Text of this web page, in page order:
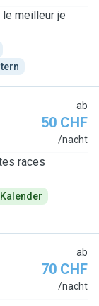
meilleur je
ab
50 CHF
/nacht
races
ab
70 CHF
/nacht